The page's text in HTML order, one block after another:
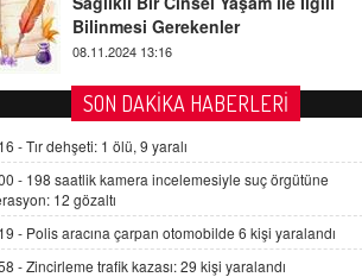
08.11.2024 13:16
Tezkere Onaylanmasaydı…
2 Kasım 2021 Salı 00:11
AV. DOĞAN CAN DOĞAN
Kişisel verilerin korunması ve dijital
hukukun gelişimi
15.09.2025 16:17
SON DAKİKA HABERLERİ
-Tır dehşeti: 1 ölü, 9 yaralı
- 198 saatlik kamera incelemesiyle suç örgütüne
12 gözaltı
- Polis aracına çarpan otomobilde 6 kişi yaralandı
-Zincirleme trafik kazası: 29 kişi yaralandı